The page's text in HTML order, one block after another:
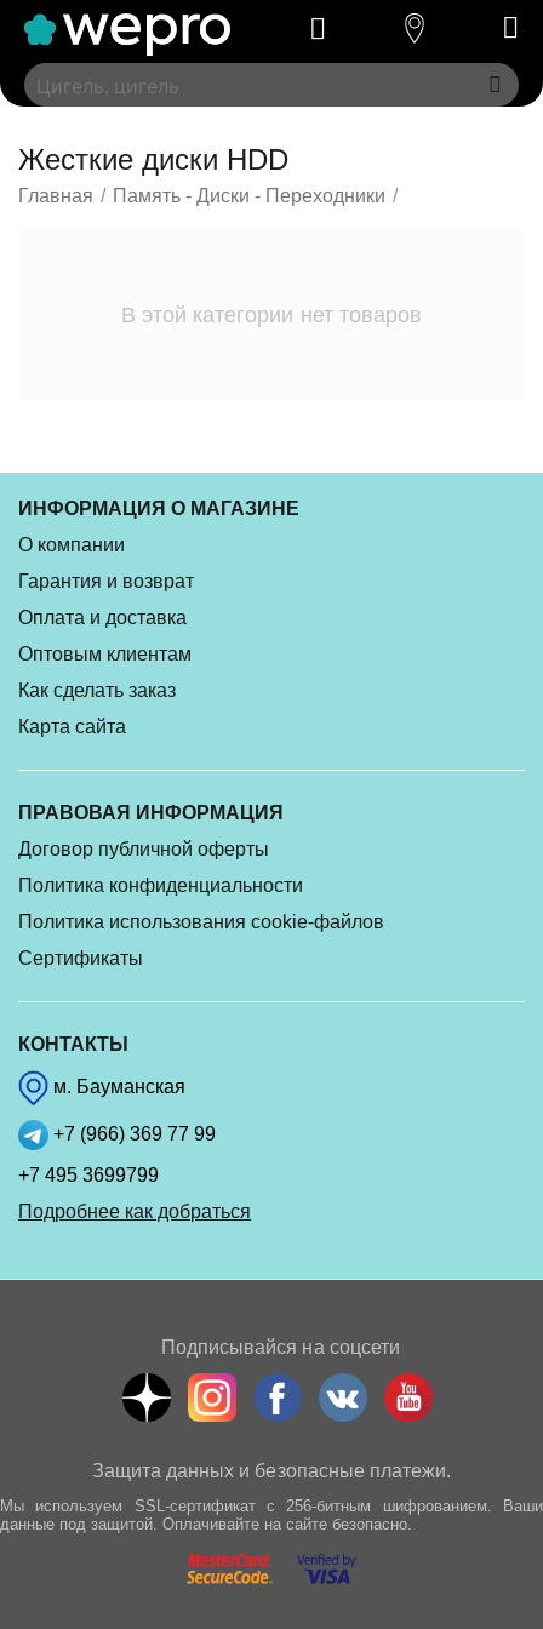
Жесткие диски HDD
Главная / Память - Диски - Переходники /
В этой категории нет товаров
ИНФОРМАЦИЯ О МАГАЗИНЕ
О компании
Гарантия и возврат
Оплата и доставка
Оптовым клиентам
Как сделать заказ
Карта сайта
ПРАВОВАЯ ИНФОРМАЦИЯ
Договор публичной оферты
Политика конфиденциальности
Политика использования cookie-файлов
Сертификаты
КОНТАКТЫ
м. Бауманская
+7 (966) 369 77 99
+7 495 3699799
Подробнее как добраться
Подписывайся на соцсети
Защита данных и безопасные платежи.
Мы используем SSL-сертификат с 256-битным шифрованием. Ваши
данные под защитой. Оплачивайте на сайте безопасно.